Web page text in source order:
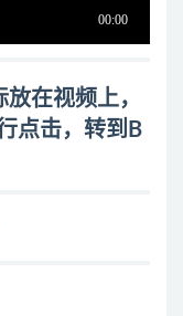
在视频上，
点击，转到B